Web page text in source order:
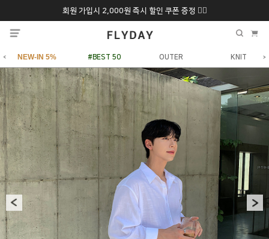
회원 가입시 2,000원 즉시 할인 쿠폰 증정 ❤️‍🔥
추석 특별 할인 10~20% 9/6 화 ~ 9/12월
NEW-IN 5% #BEST 50 OUTER KNIT